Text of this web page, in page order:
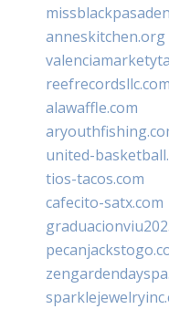
anneskitchen.org
reefrecordsllc.com
alawaffle.com
united-
tios-tacos.com
cafecito-satx.com